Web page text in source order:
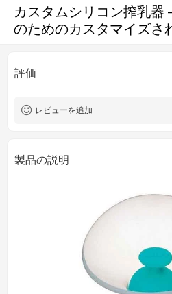
カスタムシリコン搾乳器
のためのカスタマイズさ
評価
レビューを追加
製品の説明